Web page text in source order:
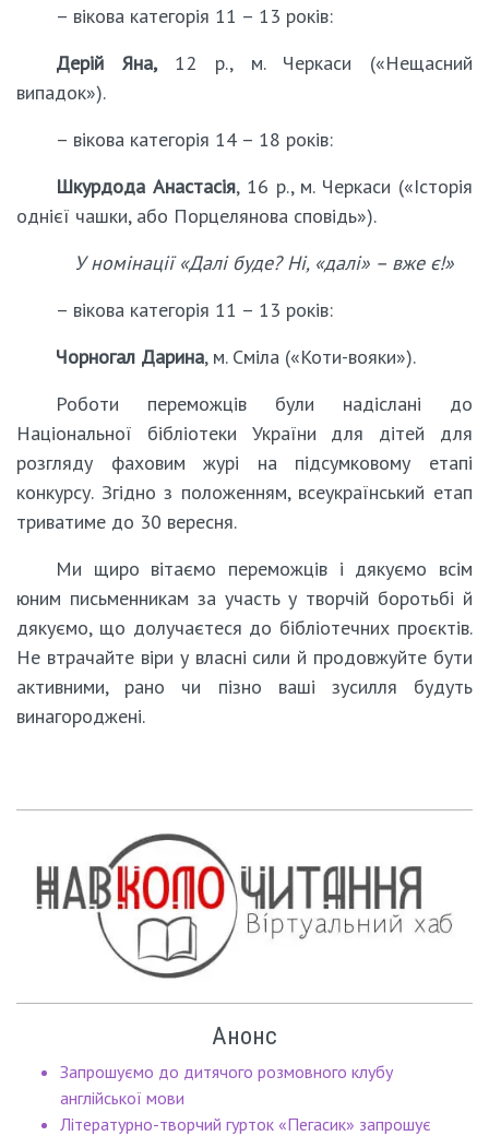
– вікова категорія 11 – 13 років:
Дерій Яна,12 р., м. Черкаси («Нещасний
випадок»).
– вікова категорія 14 – 18 років:
Шкурдода Анастасія, 16 р., м. Черкаси («Історія
однієї чашки, або Порцелянова сповідь»).
У номінації «Далі буде? Ні, «далі» – вже є!»
– вікова категорія 11 – 13 років:
Чорногал Дарина, м. Сміла («Коти-вояки»).
Роботи переможців були надіслані до
Національної бібліотеки України для дітей для
розгляду фаховим журі на підсумковому етапі
конкурсу. Згідно з положенням, всеукраїнський етап
триватиме до 30 вересня.
Ми щиро вітаємо переможців і дякуємо всім
юним письменникам за участь у творчій боротьбі й
дякуємо, що долучаєтеся до бібліотечних проєктів.
Не втрачайте віри у власні сили й продовжуйте бути
активними, рано чи пізно ваші зусилля будуть
винагороджені.
Анонс
Запрошуємо до дитячого розмовного клубу
англійської мови
Літературно-творчий гурток «Пегасик» запрошує